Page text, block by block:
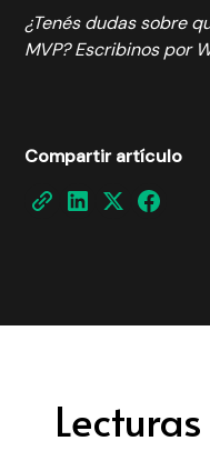
¿Tenés dudas sobre
MVP?Escribinos por
Compartir artículo